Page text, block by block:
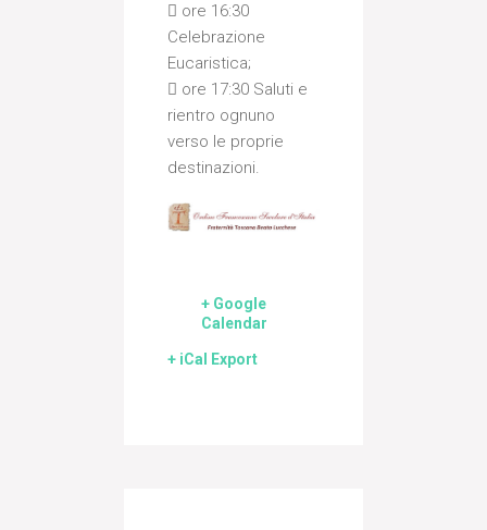
 ore 16:30
Celebrazione
Eucaristica;
 ore 17:30 Saluti e
rientro ognuno
verso le proprie
destinazioni.
+ Google
Calendar
+ iCal Export